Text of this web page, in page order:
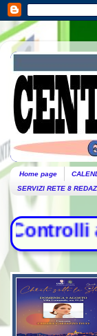
Home page
SERVIZI RETE 8